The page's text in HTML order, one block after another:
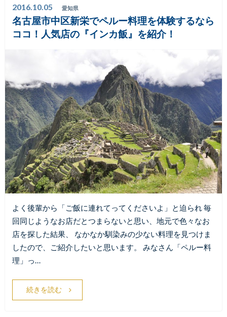
2016.10.05 愛知県
名古屋市中区新栄でペルー料理を体験するなら
ココ！人気店の『インカ飯』を紹介！
よく後輩から「ご飯に連れてってくださいよ」と迫られ 毎
回同じようなお店だとつまらないと思い、地元で色々なお
店を探した結果、 なかなか馴染みの少ない料理を見つけま
したので、ご紹介したいと思います。 みなさん「ペルー料
理」っ…
続きを読む